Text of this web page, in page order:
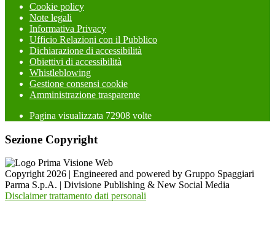
Cookie policy
Note legali
Informativa Privacy
Ufficio Relazioni con il Pubblico
Dichiarazione di accessibilità
Obiettivi di accessibilità
Whistleblowing
Gestione consensi cookie
Amministrazione trasparente
Pagina visualizzata 72908 volte
Sezione Copyright
Copyright 2026 | Engineered and powered by Gruppo Spaggiari
Parma S.p.A. | Divisione Publishing & New Social Media
Disclaimer trattamento dati personali